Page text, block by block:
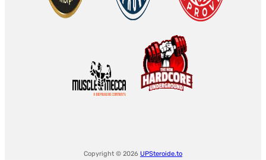
Copyright © 2026 UPSteroide.to